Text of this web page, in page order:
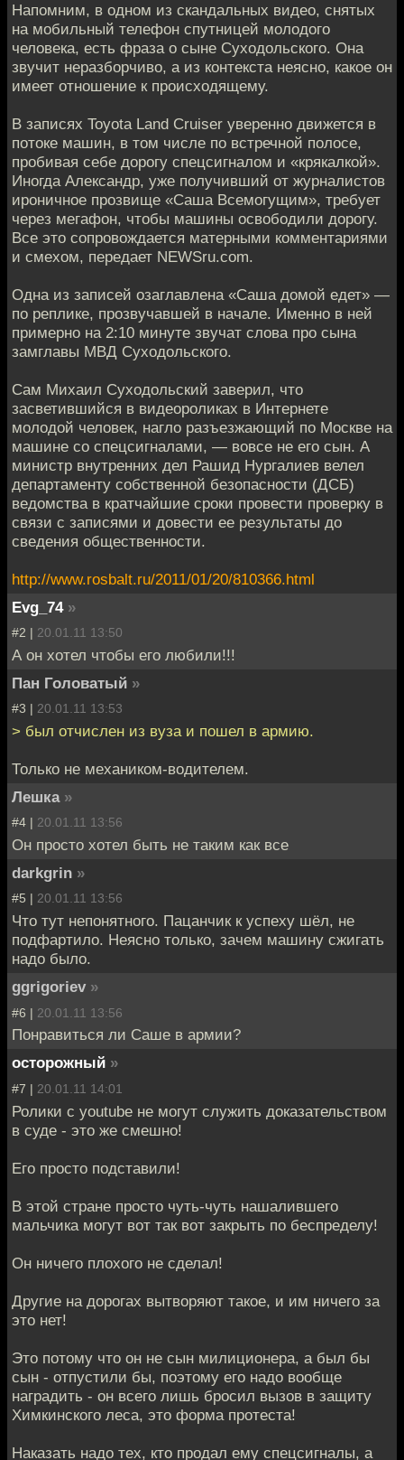
Напомним, в одном из скандальных видео, снятых
на мобильный телефон спутницей молодого
человека, есть фраза о сыне Суходольского. Она
звучит неразборчиво, а из контекста неясно, какое он
имеет отношение к происходящему.
В записях Toyota Land Cruiser уверенно движется в
потоке машин, в том числе по встречной полосе,
пробивая себе дорогу спецсигналом и «крякалкой».
Иногда Александр, уже получивший от журналистов
ироничное прозвище «Саша Всемогущим», требует
через мегафон, чтобы машины освободили дорогу.
Все это сопровождается матерными комментариями
и смехом, передает NEWSru.com.
Одна из записей озаглавлена «Саша домой едет» —
по реплике, прозвучавшей в начале. Именно в ней
примерно на 2:10 минуте звучат слова про сына
замглавы МВД Суходольского.
Сам Михаил Суходольский заверил, что
засветившийся в видеороликах в Интернете
молодой человек, нагло разъезжающий по Москве на
машине со спецсигналами, — вовсе не его сын. А
министр внутренних дел Рашид Нургалиев велел
департаменту собственной безопасности (ДСБ)
ведомства в кратчайшие сроки провести проверку в
связи с записями и довести ее результаты до
сведения общественности.
http://www.rosbalt.ru/2011/01/20/810366.html
Evg_74 »
#2 | 20.01.11 13:50
А он хотел чтобы его любили!!!
Пан Головатый »
#3 | 20.01.11 13:53
> был отчислен из вуза и пошел в армию.
Только не механиком-водителем.
Лешка »
#4 | 20.01.11 13:56
Он просто хотел быть не таким как все
darkgrin »
#5 | 20.01.11 13:56
Что тут непонятного. Пацанчик к успеху шёл, не
подфартило. Неясно только, зачем машину сжигать
надо было.
ggrigoriev »
#6 | 20.01.11 13:56
Понравиться ли Саше в армии?
осторожный »
#7 | 20.01.11 14:01
Ролики с youtube не могут служить доказательством
в суде - это же смешно!
Его просто подставили!
В этой стране просто чуть-чуть нашалившего
мальчика могут вот так вот закрыть по беспределу!
Он ничего плохого не сделал!
Другие на дорогах вытворяют такое, и им ничего за
это нет!
Это потому что он не сын милиционера, а был бы
сын - отпустили бы, поэтому его надо вообще
наградить - он всего лишь бросил вызов в защиту
Химкинского леса, это форма протеста!
Наказать надо тех, кто продал ему спецсигналы, а